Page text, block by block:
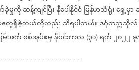
ခဲ့မှုကိုဆန့်ကျင်ပြီးနီပေါနိုင်ငံမြန်မာသံရုံးရှေ့မှာ
တွေရှိခဲ့တယ်လို့လည်း သိရပါတယ်။ဒဂုံတက္ကသိုလ်
းဖက်စစ်အုပ်စုမှနိုဝင်ဘာလ (၃၀) ရက်၂၀၂၂